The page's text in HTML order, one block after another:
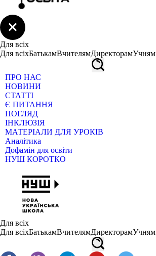
Для всіх
Для всіхБатькамВчителямДиректорамУчням
ПРО НАС
НОВИНИ
СТАТТІ
Є ПИТАННЯ
ПОГЛЯД
ІНКЛЮЗІЯ
МАТЕРІАЛИ ДЛЯ УРОКІВ
Аналітика
Дофамін для освіти
НУШ КОРОТКО
Для всіх
Для всіхБатькамВчителямДиректорамУчням